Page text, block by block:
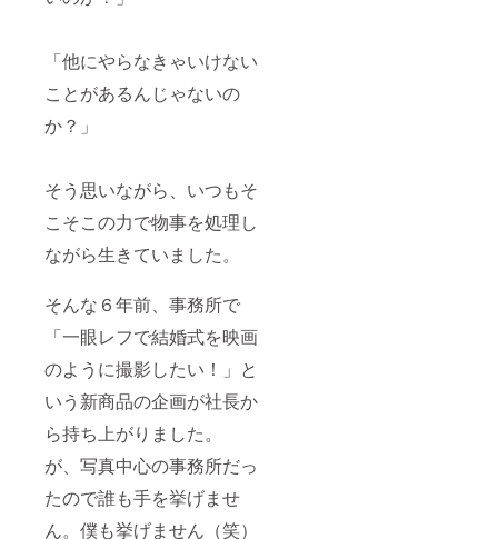
「他にやらなきゃいけない
ことがあるんじゃないの
か？」
そう思いながら、いつもそ
こそこの力で物事を処理し
ながら生きていました。
そんな６年前、事務所で
「一眼レフで結婚式を映画
のように撮影したい！」と
いう新商品の企画が社長か
ら持ち上がりました。
が、写真中心の事務所だっ
たので誰も手を挙げませ
ん。僕も挙げません（笑）